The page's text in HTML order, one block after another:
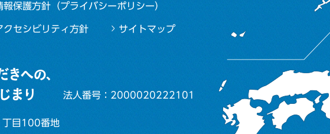
報保護方針（プライバシーポリシー）
クセシビリティ方針 サイトマップ
法人番号：2000020222101
丁目100番地